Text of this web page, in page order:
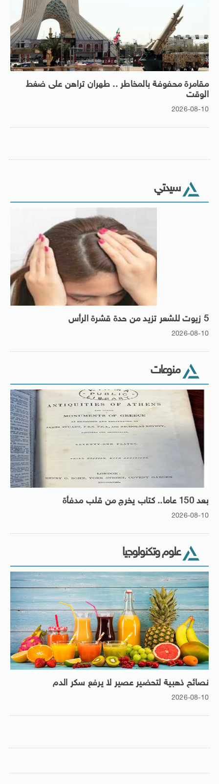
مقامرة محفوفة بالمخاطر .. طهران تراهن على ضغط
الوقت
2026-08-10
سيدتي
5 زيوت للشعر تزيد من حدة قشرة الرأس
2026-08-10
منوعات
بعد 150 عاما.. كتاب يخرج من قلب مدفأة
2026-08-10
علوم وتكنولوجيا
نصائح ذهبية لتحضير عصير لا يرفع سكر الدم
2026-08-10